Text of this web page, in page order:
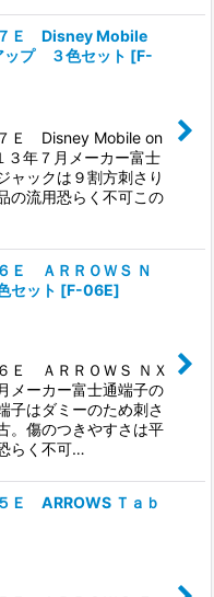
Ｅ Disney Mobile
プ ３色セット [F-
Ｅ Disney Mobile on
年７月メーカー富士
ャックは９割方刺さり
の流用恐らく不可この
Ｅ ＡＲＲＯＷＳ Ｎ
セット [F-06E]
Ｅ ＡＲＲＯＷＳ ＮＸ
メーカー富士通端子の
子はダミーのため刺さ
。傷のつきやすさは平
らく不可…
Ｅ ARROWS Ｔａｂ